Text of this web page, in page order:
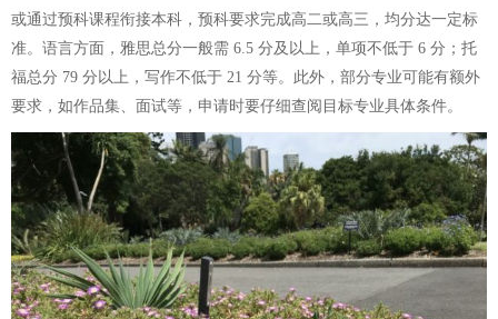
或通过预科课程衔接本科，预科要求完成高二或高三，均分达一定标
准。语言方面，雅思总分一般需 6.5 分及以上，单项不低于 6 分；托
福总分 79 分以上，写作不低于 21 分等。此外，部分专业可能有额外
要求，如作品集、面试等，申请时要仔细查阅目标专业具体条件。